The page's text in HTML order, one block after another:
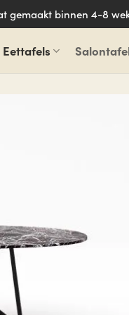
gemaakt binnen 4-8
Eettafels